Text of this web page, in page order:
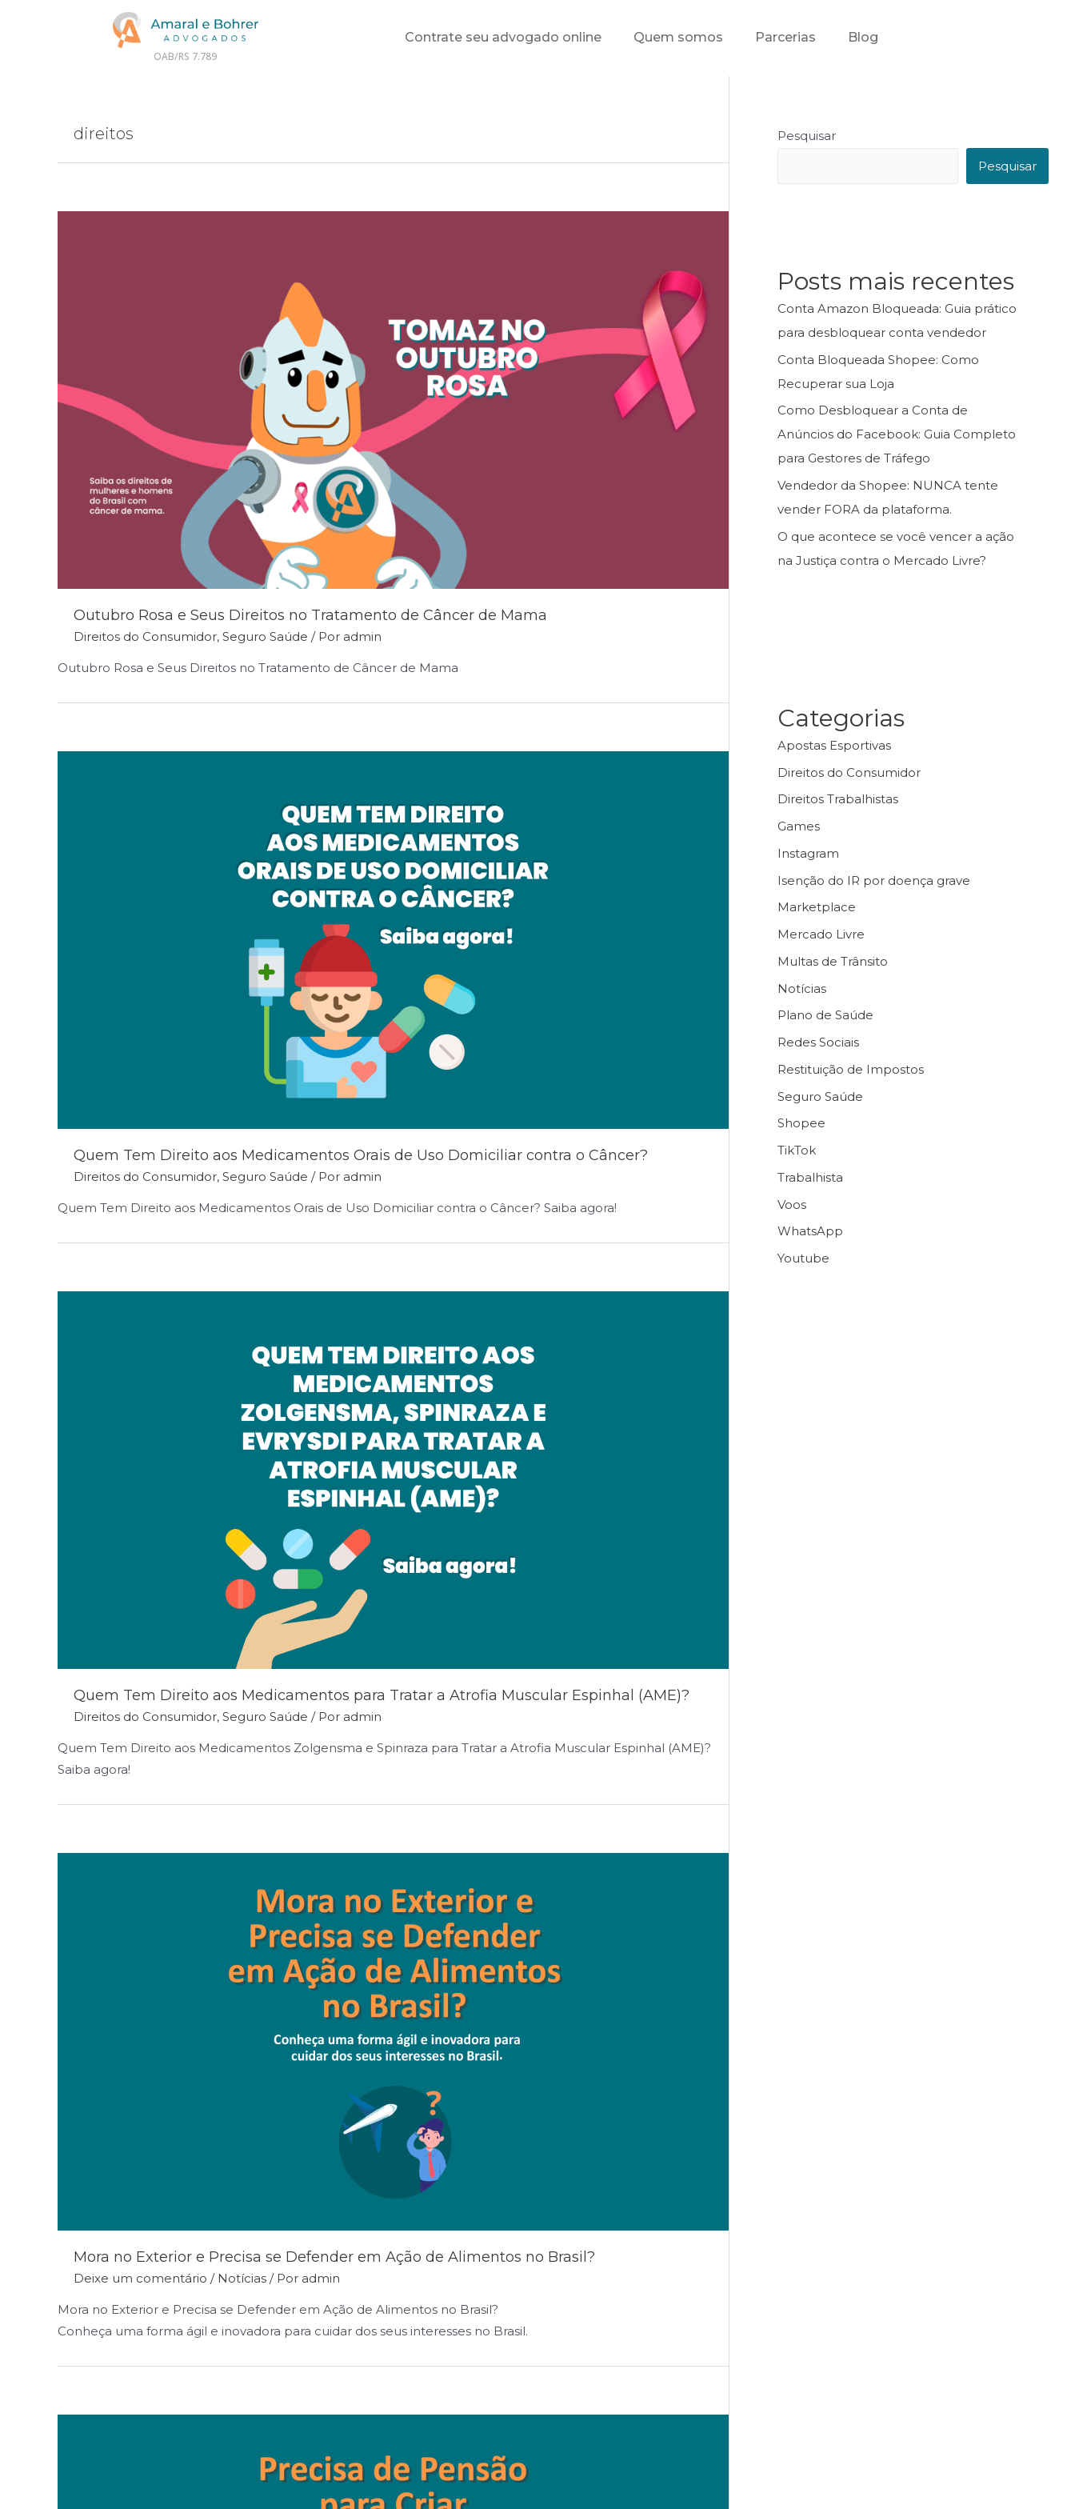
OAB/RS 7.789
Contrate seu advogado online Quem somos Parcerias Blog
direitos
Outubro Rosa e Seus Direitos no Tratamento de Câncer de Mama
Direitos do Consumidor, Seguro Saúde / Por admin
Outubro Rosa e Seus Direitos no Tratamento de Câncer de Mama
Quem Tem Direito aos Medicamentos Orais de Uso Domiciliar contra o Câncer?
Direitos do Consumidor, Seguro Saúde / Por admin
Quem Tem Direito aos Medicamentos Orais de Uso Domiciliar contra o Câncer? Saiba agora!
Quem Tem Direito aos Medicamentos para Tratar a Atrofia Muscular Espinhal (AME)?
Direitos do Consumidor, Seguro Saúde / Por admin
Quem Tem Direito aos Medicamentos Zolgensma e Spinraza para Tratar a Atrofia Muscular Espinhal (AME)?
Saiba agora!
Mora no Exterior e Precisa se Defender em Ação de Alimentos no Brasil?
Deixe um comentário / Notícias / Por admin
Mora no Exterior e Precisa se Defender em Ação de Alimentos no Brasil?
Conheça uma forma ágil e inovadora para cuidar dos seus interesses no Brasil.
Pesquisar
Pesquisar
Posts mais recentes
Conta Amazon Bloqueada: Guia prático
para desbloquear conta vendedor
Conta Bloqueada Shopee: Como
Recuperar sua Loja
Como Desbloquear a Conta de
Anúncios do Facebook: Guia Completo
para Gestores de Tráfego
Vendedor da Shopee: NUNCA tente
vender FORA da plataforma.
O que acontece se você vencer a ação
na Justiça contra o Mercado Livre?
Categorias
Apostas Esportivas
Direitos do Consumidor
Direitos Trabalhistas
Games
Instagram
Isenção do IR por doença grave
Marketplace
Mercado Livre
Multas de Trânsito
Notícias
Plano de Saúde
Redes Sociais
Restituição de Impostos
Seguro Saúde
Shopee
TikTok
Trabalhista
Voos
WhatsApp
Youtube